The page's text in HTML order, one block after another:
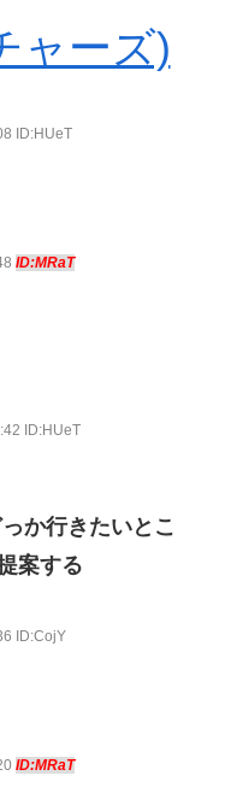
ャーズ)
ID:HUeT
ID:MRaT
ID:HUeT
か行きたいとこ
案する
ID:CojY
ID:MRaT